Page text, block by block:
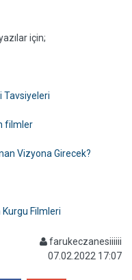
için;
Tavsiyeleri
filmler
Vizyona Girecek?
Filmleri
farukeczanesiiiiii
07.02.2022 17:07